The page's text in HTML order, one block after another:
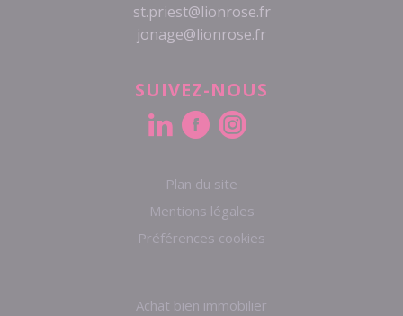
Plan du site
Mentions légales
Préférences cookies
Achat bien immobilier
st.priest@lionrose.fr
jonage@lionrose.fr
SUIVEZ-NOUS